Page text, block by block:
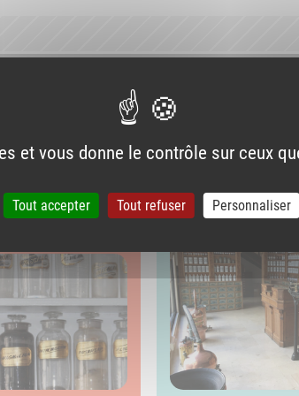
histoire
Le patrimoine
et vous donne le contrôle sur ceux
Tout accepter Tout refuser Personnaliser